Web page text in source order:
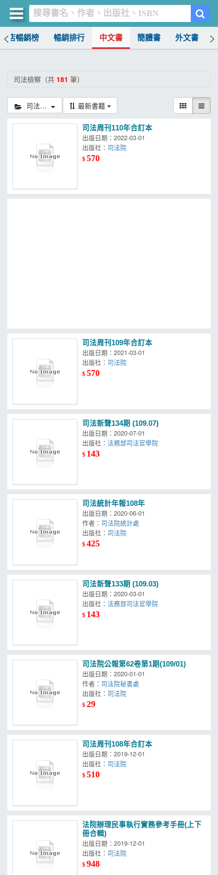
書店暢銷榜 暢銷排行 中文書 簡體書 外文書
司法檢察（共 181 筆）
司法檢察 最新書籍
司法周刊110年合訂本
出版日期：2022-03-01
出版社：
$570
司法周刊109年合訂本
出版日期：2021-03-01
出版社：
$570
司法新聲134期 (109.07)
出版日期：2020-07-01
出版社：
$ 143
司法統計年報108年
出版日期：2020-06-01
作者： 司法院統計處
出版社：
$425
司法新聲133期 (109.03)
出版日期：2020-03-01
出版社：
$ 143
司法院公報第62卷第1期(109/01)
出版日期：2020-01-01
作者： 司法院秘書處
出版社：
$29
司法周刊108年合訂本
出版日期：2019-12-01
出版社：
$510
法院辦理民事執行實務參考手冊(上下
冊合輯)
出版日期：2019-12-01
出版社： 司法院
$948
買書網
書店暢銷榜
簡體書
外文書